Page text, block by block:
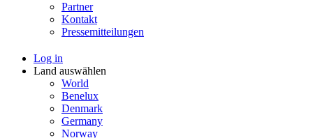
Partner
Kontakt
Pressemitteilungen
Log in
Land auswählen
World
Benelux
Denmark
Germany
Norway